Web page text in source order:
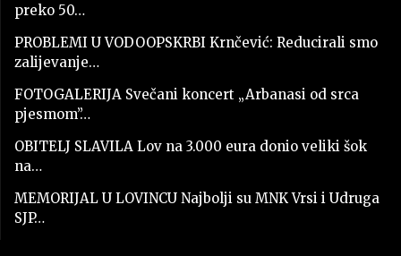
preko 50…
PROBLEMI U VODOOPSKRBI Krnčević: Reducirali smo
zalijevanje…
FOTOGALERIJA Svečani koncert „Arbanasi od srca
pjesmom”…
OBITELJ SLAVILA Lov na 3.000 eura donio veliki šok
na…
MEMORIJAL U LOVINCU Najbolji su MNK Vrsi i Udruga
SJP…